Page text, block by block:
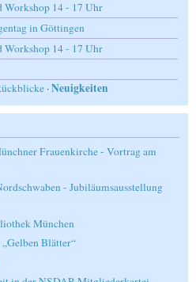
14 - 17 Uhr
in Göttingen
14 - 17 Uhr
·Neuigkeiten
Frauenkirche - Vortrag am
- Jubiläumsausstellung
München
Blätter“